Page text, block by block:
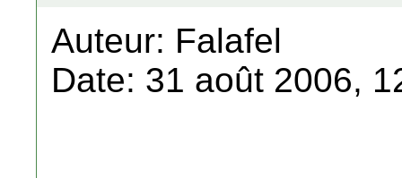
Auteur: Falafel
Date: 31 août 2006,